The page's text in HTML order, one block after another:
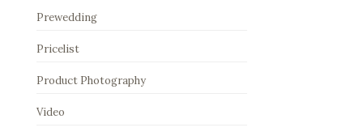
Prewedding
Pricelist
Product Photography
Video